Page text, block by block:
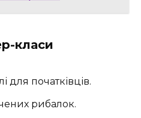
класи
для початківців.
рибалок.